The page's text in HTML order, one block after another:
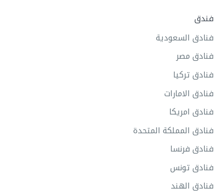
فندق
فنادق السعودية
فنادق مصر
فنادق تركيا
فنادق الامارات
فنادق امريكا
فنادق المملكة المتحدة
فنادق فرنسا
فنادق تونس
فنادق الهند